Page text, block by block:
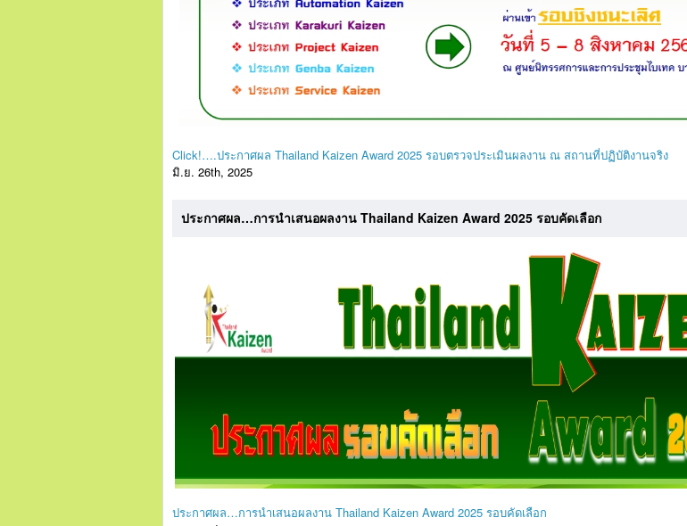
Click!….ประกาศผล Thailand Kaizen Award 2025 รอบตรวจประเมินผลงาน ณ สถานที่ปฏิบัติงานจริง
มิ.ย. 26th, 2025
ประกาศผล…การนำเสนอผลงาน Thailand Kaizen Award 2025 รอบคัดเลือก
ประกาศผล…การนำเสนอผลงาน Thailand Kaizen Award 2025 รอบคัดเลือก